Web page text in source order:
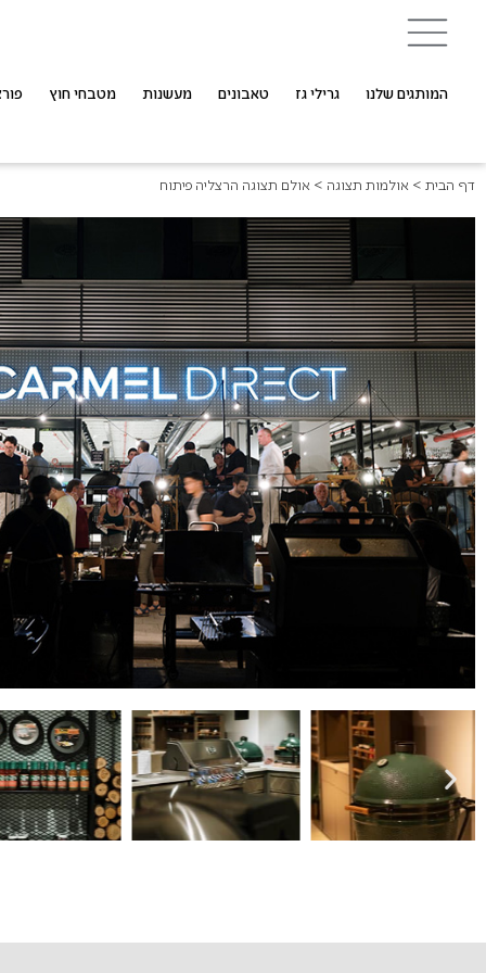
המותגים שלנו גרילי גז טאבונים מעשנות מטבחי חוץ
דף הבית > אולמות תצוגה > אולם תצוגה הרצליה פיתוח